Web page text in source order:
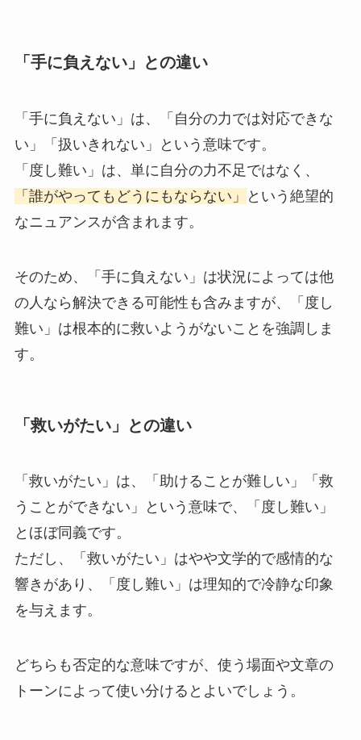
「手に負えない」との違い
「手に負えない」は、「自分の力では対応できな
い」「扱いきれない」という意味です。
「度し難い」は、単に自分の力不足ではなく、
「誰がやってもどうにもならない」
という絶望的
なニュアンスが含まれます。
そのため、「手に負えない」は状況によっては他
の人なら解決できる可能性も含みますが、「度し
難い」は根本的に救いようがないことを強調しま
す。
「救いがたい」との違い
「救いがたい」は、「助けることが難しい」「救
うことができない」という意味で、「度し難い」
とほぼ同義です。
ただし、「救いがたい」はやや文学的で感情的な
響きがあり、「度し難い」は理知的で冷静な印象
を与えます。
どちらも否定的な意味ですが、使う場面や文章の
トーンによって使い分けるとよいでしょう。